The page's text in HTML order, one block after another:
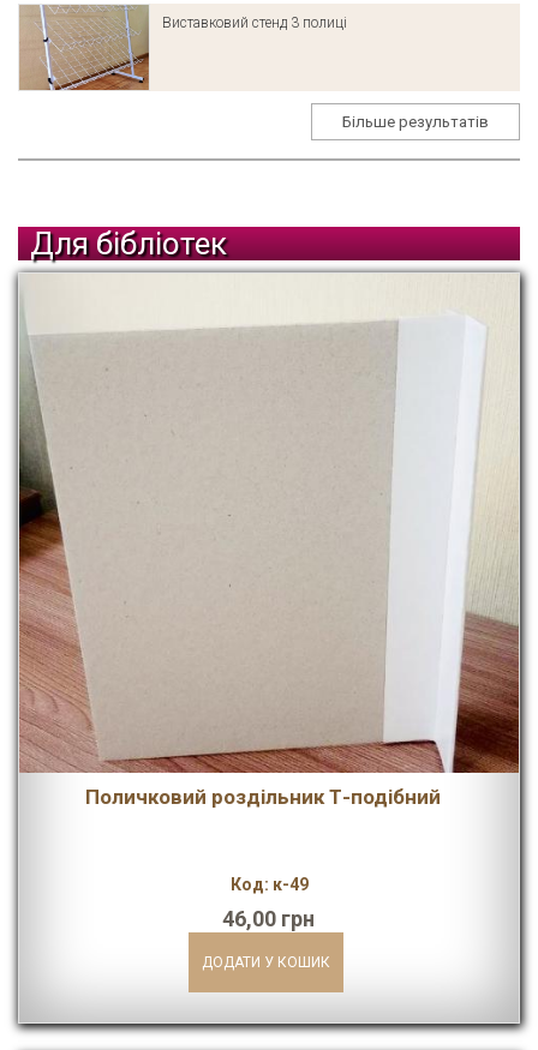
Виставковий стенд 3 полиці
Більше результатів
Для бібліотек
Поличковий роздільник Т-подібний
Код: к-49
46,00 грн